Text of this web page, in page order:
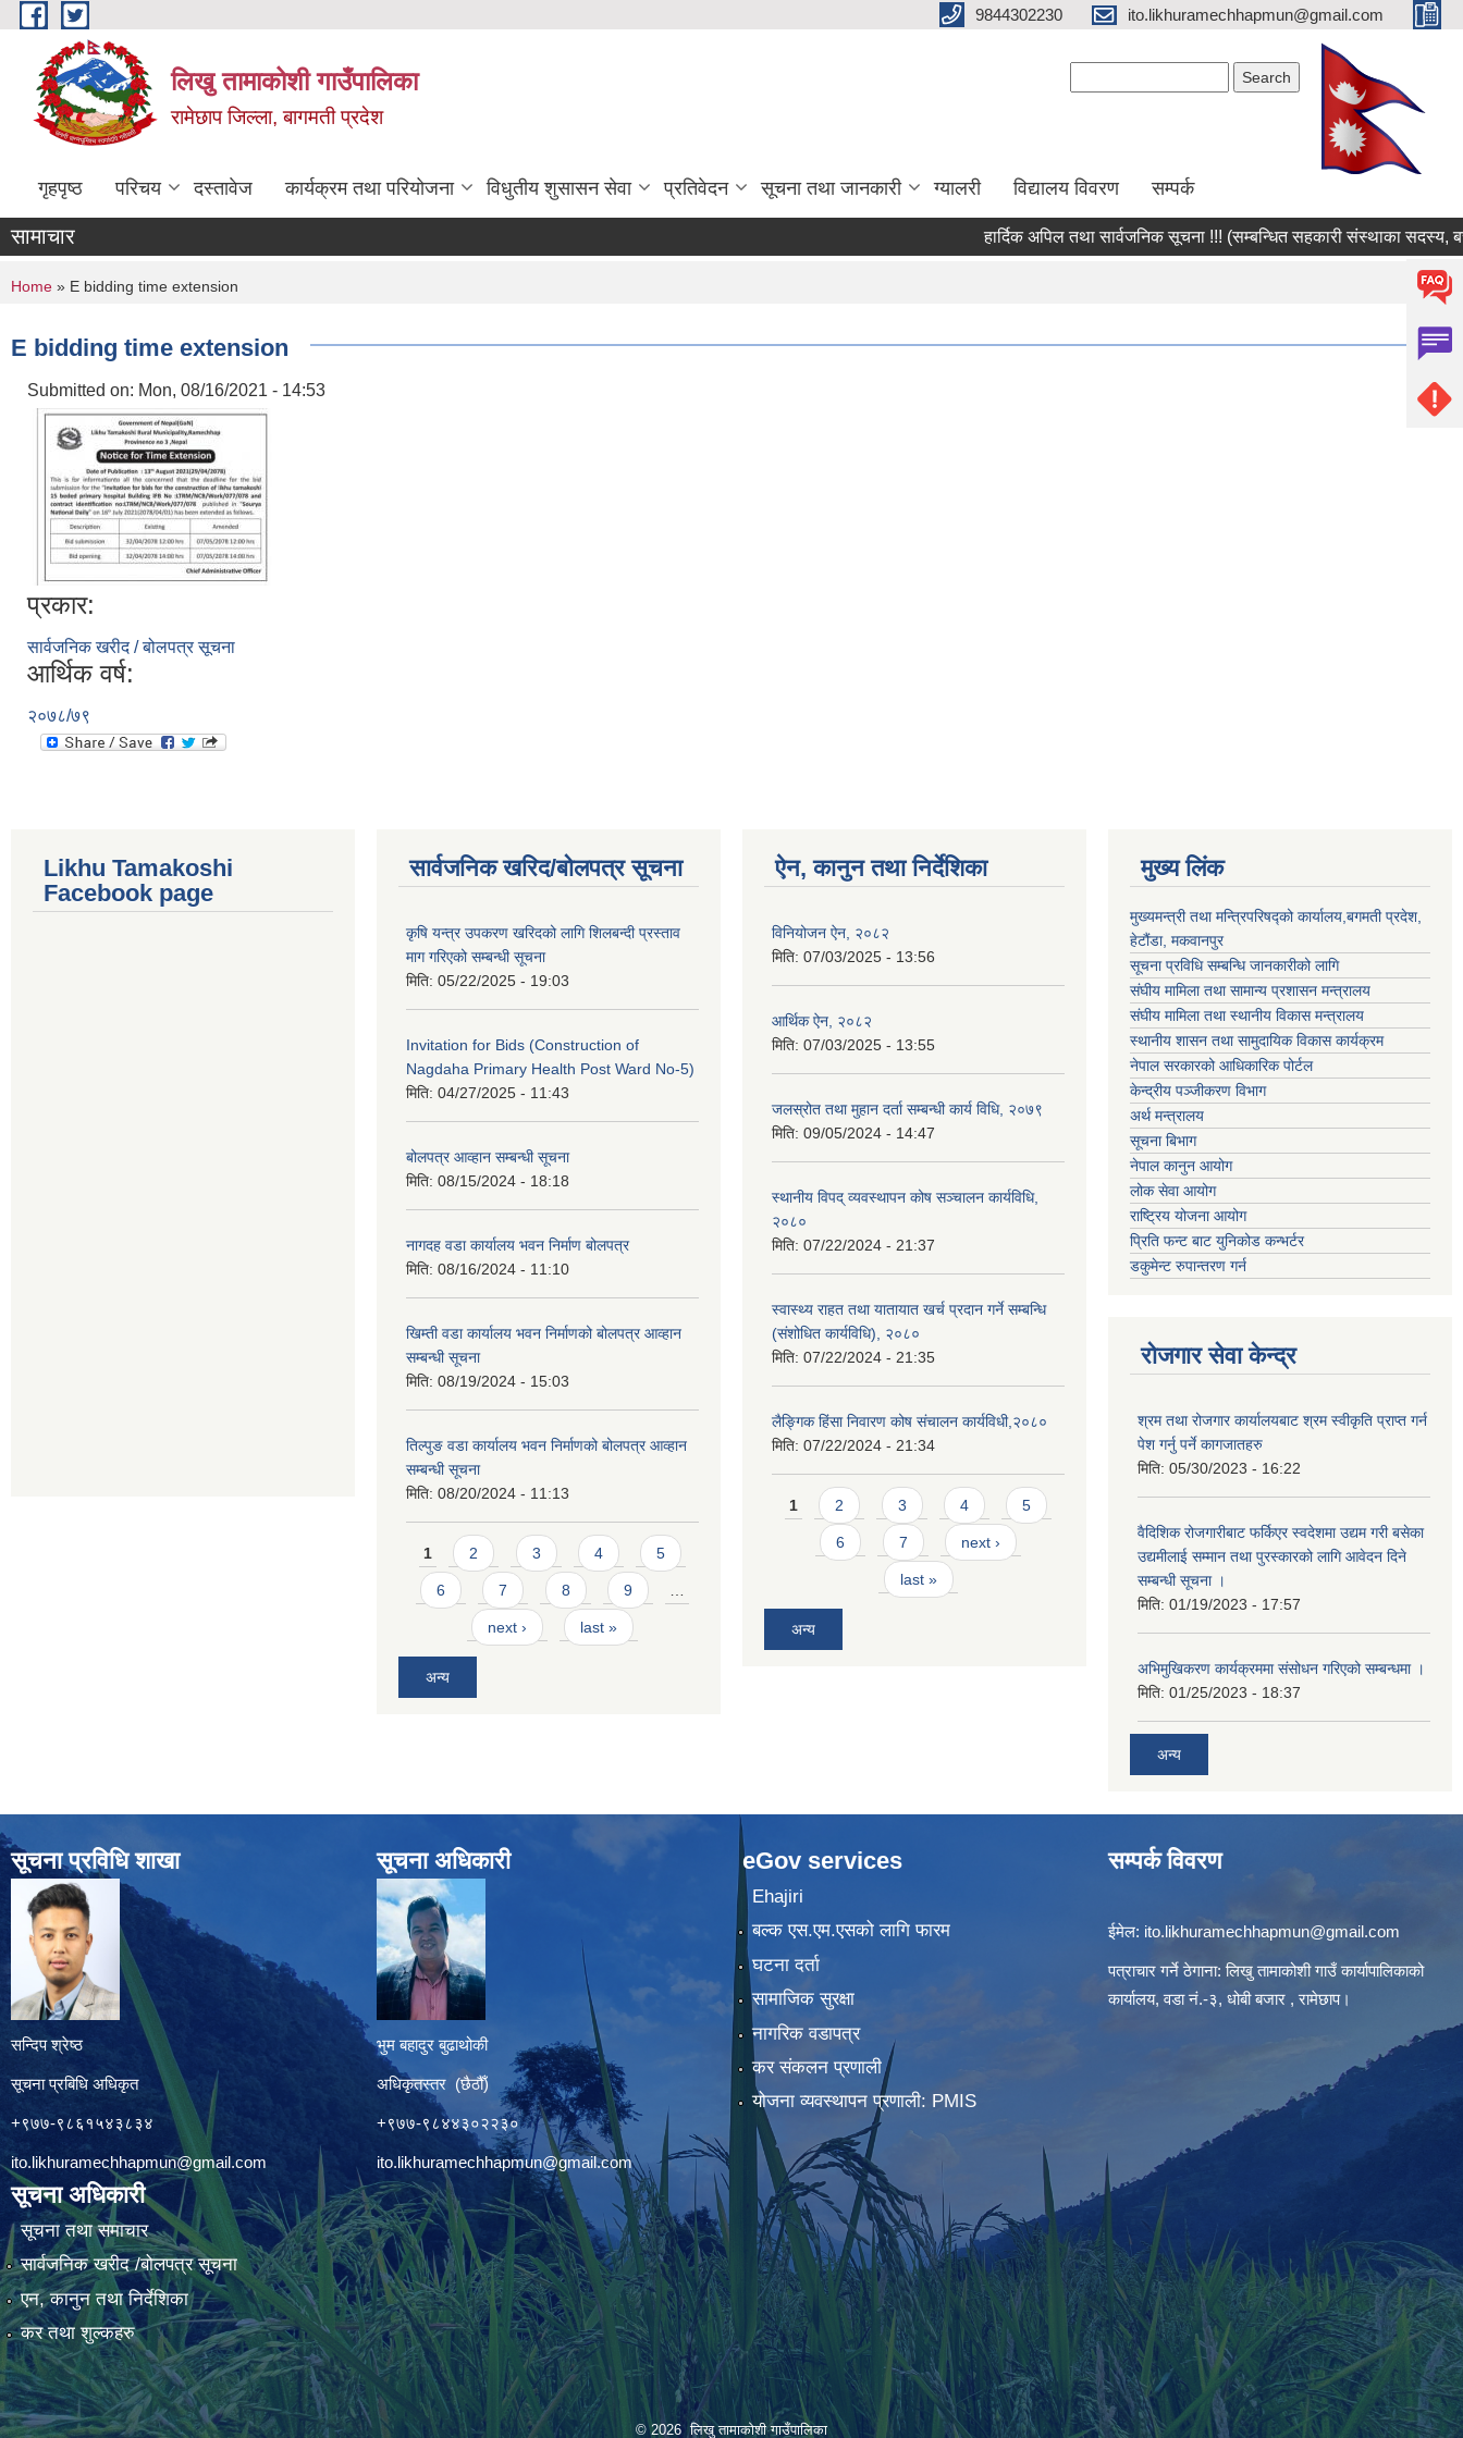
Skip to main content 9844302230 ito.likhuramechhapmun@gmail.com
लिखु तामाकोशी गाउँपालिका
रामेछाप जिल्ला, बागमती प्रदेश
गृहपृष्ठ परिचय दस्तावेज कार्यक्रम तथा परियोजना विधुतीय शुसासन सेवा प्रतिवेदन सूचना तथा जानकारी ग्यालरी विद्यालय विवरण सम्पर्क
सामाचार हार्दिक अपिल तथा सार्वजनिक सूचना !!! (सम्बन्धित सहकारी संस्थाका सदस्य,
You are here
Home » E bidding time extension
E bidding time extension
Submitted on: Mon, 08/16/2021 - 14:53
प्रकार:
सार्वजनिक खरीद / बोलपत्र सूचना
आर्थिक वर्ष:
२०७८/७९
Likhu Tamakoshi
Facebook page
सार्वजनिक खरिद/बोलपत्र सूचना
कृषि यन्त्र उपकरण खरिदको लागि शिलबन्दी प्रस्ताव
माग गरिएको सम्बन्धी सूचना
मिति: 05/22/2025 - 19:03
Invitation for Bids (Construction of
Nagdaha Primary Health Post Ward No-5)
मिति: 04/27/2025 - 11:43
बोलपत्र आव्हान सम्बन्धी सूचना
मिति: 08/15/2024 - 18:18
नागदह वडा कार्यालय भवन निर्माण बोलपत्र
मिति: 08/16/2024 - 11:10
खिम्ती वडा कार्यालय भवन निर्माणको बोलपत्र आव्हान
सम्बन्धी सूचना
मिति: 08/19/2024 - 15:03
तिल्पुङ वडा कार्यालय भवन निर्माणको बोलपत्र आव्हान
सम्बन्धी सूचना
मिति: 08/20/2024 - 11:13
Pages
1 2 3 4 5
6 7 8 9
next › last »
अन्य
ऐन, कानुन तथा निर्देशिका
विनियोजन ऐन, २०८२
मिति: 07/03/2025 - 13:56
आर्थिक ऐन, २०८२
मिति: 07/03/2025 - 13:55
जलस्रोत तथा मुहान दर्ता सम्बन्धी कार्य विधि, २०७९
मिति: 09/05/2024 - 14:47
स्थानीय विपद् व्यवस्थापन कोष सञ्चालन कार्यविधि,
२०८०
मिति: 07/22/2024 - 21:37
स्वास्थ्य राहत तथा यातायात खर्च प्रदान गर्ने सम्बन्धि
(संशोधित कार्यविधि), २०८०
मिति: 07/22/2024 - 21:35
लैङ्गिक हिंसा निवारण कोष संचालन कार्यविधी,२०८०
मिति: 07/22/2024 - 21:34
Pages
1 2 3 4 5
6 7 next ›
last »
अन्य
मुख्य लिंक
मुख्यमन्त्री तथा मन्त्रिपरिषद्को कार्यालय,बगमती प्रदेश,
हेटौंडा, मकवानपुर
सूचना प्रविधि सम्बन्धि जानकारीको लागि
संघीय मामिला तथा सामान्य प्रशासन मन्त्रालय
संघीय मामिला तथा स्थानीय विकास मन्त्रालय
स्थानीय शासन तथा सामुदायिक विकास कार्यक्रम
नेपाल सरकारको आधिकारिक पोर्टल
केन्द्रीय पञ्जीकरण विभाग
अर्थ मन्त्रालय
सूचना बिभाग
नेपाल कानुन आयोग
लोक सेवा आयोग
राष्ट्रिय योजना आयोग
प्रिति फन्ट बाट युनिकोड कन्भर्टर
डकुमेन्ट रुपान्तरण गर्न
रोजगार सेवा केन्द्र
श्रम तथा रोजगार कार्यालयबाट श्रम स्वीकृति प्राप्त गर्न
पेश गर्नु पर्ने कागजातहरु
मिति: 05/30/2023 - 16:22
वैदिशिक रोजगारीबाट फर्किएर स्वदेशमा उद्यम गरी बसेका
उद्यमीलाई सम्मान तथा पुरस्कारको लागि आवेदन दिने
सम्बन्धी सूचना ।
मिति: 01/19/2023 - 17:57
अभिमुखिकरण कार्यक्रममा संसोधन गरिएको सम्बन्धमा ।
मिति: 01/25/2023 - 18:37
अन्य
सूचना प्रविधि शाखा
सन्दिप श्रेष्ठ
सूचना प्रबिधि अधिकृत
+९७७-९८६१५४३८३४
ito.likhuramechhapmun@gmail.com
सूचना अधिकारी
सूचना तथा समाचार
सार्वजनिक खरीद /बोलपत्र सूचना
एन, कानुन तथा निर्देशिका
कर तथा शुल्कहरु
सूचना अधिकारी
भुम बहादुर बुढाथोकी
अधिकृतस्तर (छैठौँ)
+९७७-९८४४३०२२३०
ito.likhuramechhapmun@gmail.com
eGov services
Ehajiri
बल्क एस.एम.एसको लागि फारम
घटना दर्ता
सामाजिक सुरक्षा
नागरिक वडापत्र
कर संकलन प्रणाली
योजना व्यवस्थापन प्रणाली: PMIS
सम्पर्क विवरण
ईमेल: ito.likhuramechhapmun@gmail.com
पत्राचार गर्ने ठेगाना: लिखु तामाकोशी गाउँ कार्यापालिकाको
कार्यालय, वडा नं.-३, धोबी बजार , रामेछाप।
© 2026 लिखु तामाकोशी गाउँपालिका